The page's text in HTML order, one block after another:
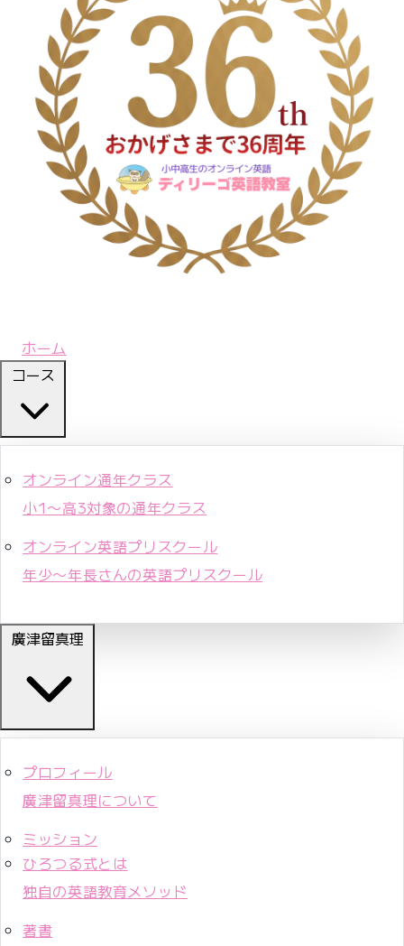
ホーム
コース
オンライン通年クラス
小1〜高3対象の通年クラス
オンライン英語プリスクール
年少〜年長さんの英語プリスクール
廣津留真理
プロフィール
廣津留真理について
ミッション
ひろつる式とは
独自の英語教育メソッド
著書